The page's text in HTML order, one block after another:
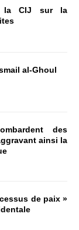
la CIJ sur la
al-Ghoul
des
ainsi la
de paix »